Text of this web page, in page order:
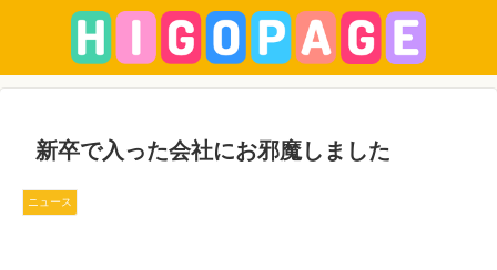
新卒で入った会社にお邪魔しました
ニュース